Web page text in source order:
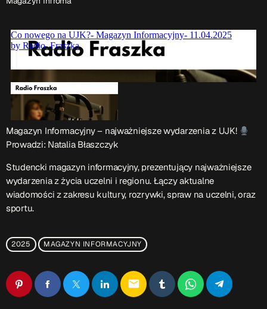
O nas– jedyna w Kielcach studencka stacja radiowa.
Projekt ruszył w październiku 2015 roku z inicjatywy
kieleckich studentówCzytaj.wiecej…
Patronat medialny Radia Fraszka– regulamin, logotypy,
itp.Czytaj więcej…
Wyszukaj
ON AIR
Magazyn Informacyjny – najważniejsze wydarzenia z UJK!
Prowadzi: Natalia Błaszczyk
Studencki magazyn informacyjny, prezentujący najważniejsze
wydarzenia z życia uczelni i regionu. Łączy aktualne
wiadomości z zakresu kultury, rozrywki, spraw na uczelni, oraz
sportu.
2025 MAGAZYN INFORMACYJNY
email